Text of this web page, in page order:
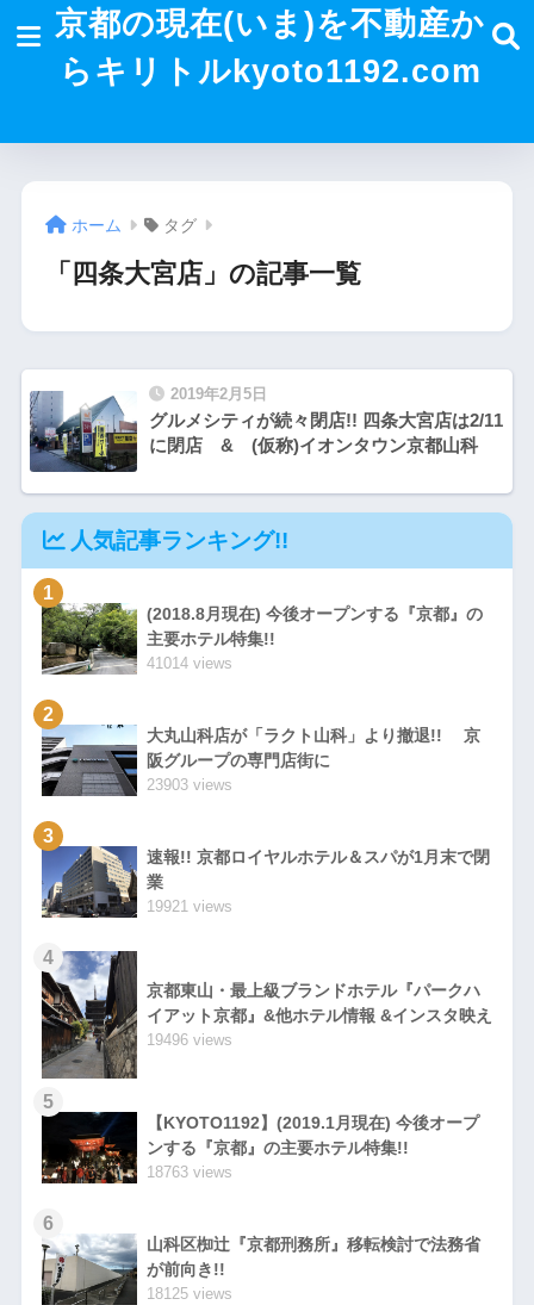
京都の現在(いま)を不動産か
らキリトルkyoto1192.com
ホーム タグ
「四条大宮店」の記事一覧
2019年2月5日
グルメシティが続々閉店!! 四条大宮店は2/11
に閉店 & (仮称)イオンタウン京都山科
人気記事ランキング!!
1
(2018.8月現在) 今後オープンする『京都』の
主要ホテル特集!!
41014 views
2
大丸山科店が「ラクト山科」より撤退!! 京
阪グループの専門店街に
23903 views
3
速報!! 京都ロイヤルホテル＆スパが1月末で閉
業
19921 views
4
京都東山・最上級ブランドホテル『パークハ
イアット京都』&他ホテル情報 &インスタ映え
19496 views
5
【KYOTO1192】(2019.1月現在) 今後オープ
ンする『京都』の主要ホテル特集!!
18763 views
6
山科区椥辻『京都刑務所』移転検討で法務省
が前向き!!
18125 views